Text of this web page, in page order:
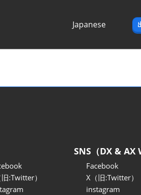
Japanese
:Twitter）
SNS（DX & AX
Facebook
X（旧:Twitter）
instagram